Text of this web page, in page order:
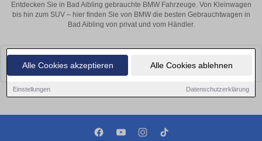
Alle Cookies akzeptieren Alle Cookies ablehnen
Einstellungen Datenschutzerklärung
Entdecken Sie in Bad Aibling gebrauchte BMW Fahrzeuge. Von Kleinwagen
bis hin zum SUV – hier finden Sie von BMW die besten Gebrauchtwagen in
Bad Aibling von privat und vom Händler.
Leider konnten wir derzeit keine passenden Autos finden. Schauen Sie
bald wieder vorbei!